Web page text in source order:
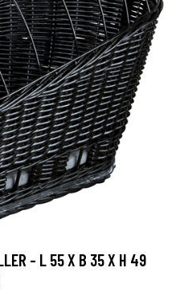
- L 55 X B 35 X H 49